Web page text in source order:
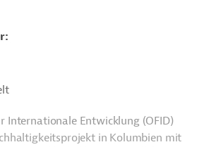
Internationale Entwicklung (OFID)
in Kolumbien mit